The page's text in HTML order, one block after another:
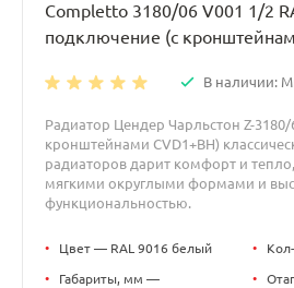
Completto 3180/06 V001 1/2
подключение (с
В наличии:
Радиатор Цендер Чарльстон Z-3180/
кронштейнами CVD1+BH)
радиаторов дарит комфорт и
мягкими округлыми формами и
функциональностью.
• Цвет — RAL 9016 белый
•
Габариты, мм —
•
•